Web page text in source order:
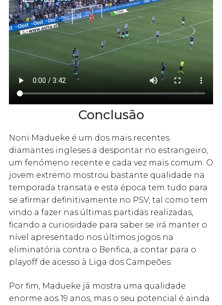
Conclusão
Noni Madueke é um dos mais recentes
diamantes ingleses a despontar no estrangeiro,
um fenómeno recente e cada vez mais comum. O
jovem extremo mostrou bastante qualidade na
temporada transata e esta época tem tudo para
se afirmar definitivamente no PSV, tal como tem
vindo a fazer nas últimas partidas realizadas,
ficando a curiosidade para saber se irá manter o
nível apresentado nos últimos jogos na
eliminatória contra o Benfica, a contar para o
playoff de acesso à Liga dos Campeões.
Por fim, Madueke já mostra uma qualidade
enorme aos 19 anos, mas o seu potencial é ainda